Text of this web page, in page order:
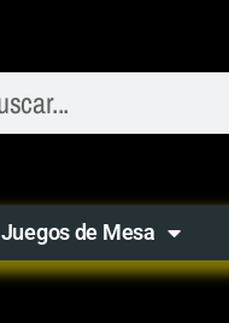
Juegos de Mesa